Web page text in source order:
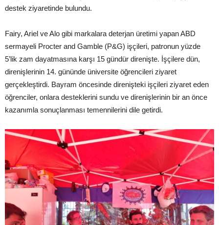
destek ziyaretinde bulundu.
Fairy, Ariel ve Alo gibi markalara deterjan üretimi yapan ABD
sermayeli Procter and Gamble (P&G) işçileri, patronun yüzde
5’lik zam dayatmasına karşı 15 gündür direnişte. İşçilere dün,
direnişlerinin 14. gününde üniversite öğrencileri ziyaret
gerçekleştirdi. Bayram öncesinde direnişteki işçileri ziyaret eden
öğrenciler, onlara desteklerini sundu ve direnişlerinin bir an önce
kazanımla sonuçlanması temennilerini dile getirdi.